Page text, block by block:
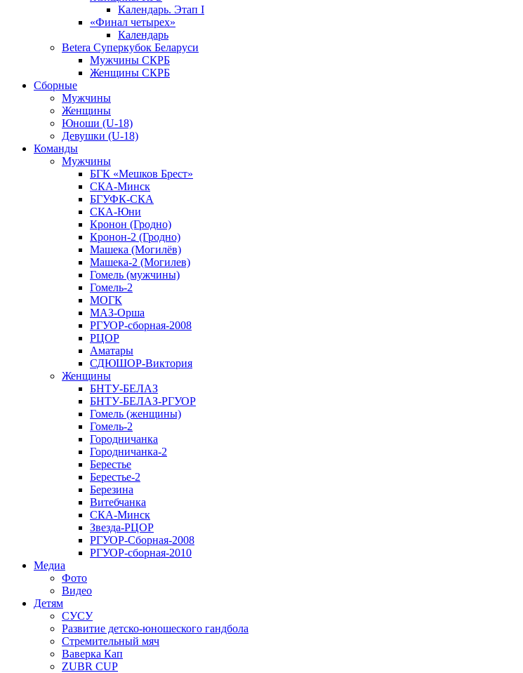
Календарь. Этап I
«Финал четырех»
Календарь
Betera Суперкубок Беларуси
Мужчины СКРБ
Женщины СКРБ
Сборные
Мужчины
Женщины
Юноши (U-18)
Девушки (U-18)
Команды
Мужчины
БГК «Мешков Брест»
СКА-Минск
БГУФК-СКА
СКА-Юни
Кронон (Гродно)
Кронон-2 (Гродно)
Машека (Могилёв)
Машека-2 (Могилев)
Гомель (мужчины)
Гомель-2
МОГК
МАЗ-Орша
РГУОР-сборная-2008
РЦОР
Аматары
СДЮШОР-Виктория
Женщины
БНТУ-БЕЛАЗ
БНТУ-БЕЛАЗ-РГУОР
Гомель (женщины)
Гомель-2
Городничанка
Городничанка-2
Берестье
Берестье-2
Березина
Витебчанка
СКА-Минск
Звезда-РЦОР
РГУОР-Сборная-2008
РГУОР-сборная-2010
Медиа
Фото
Видео
Детям
СУСУ
Развитие детско-юношеского гандбола
Стремительный мяч
Ваверка Кап
ZUBR CUP